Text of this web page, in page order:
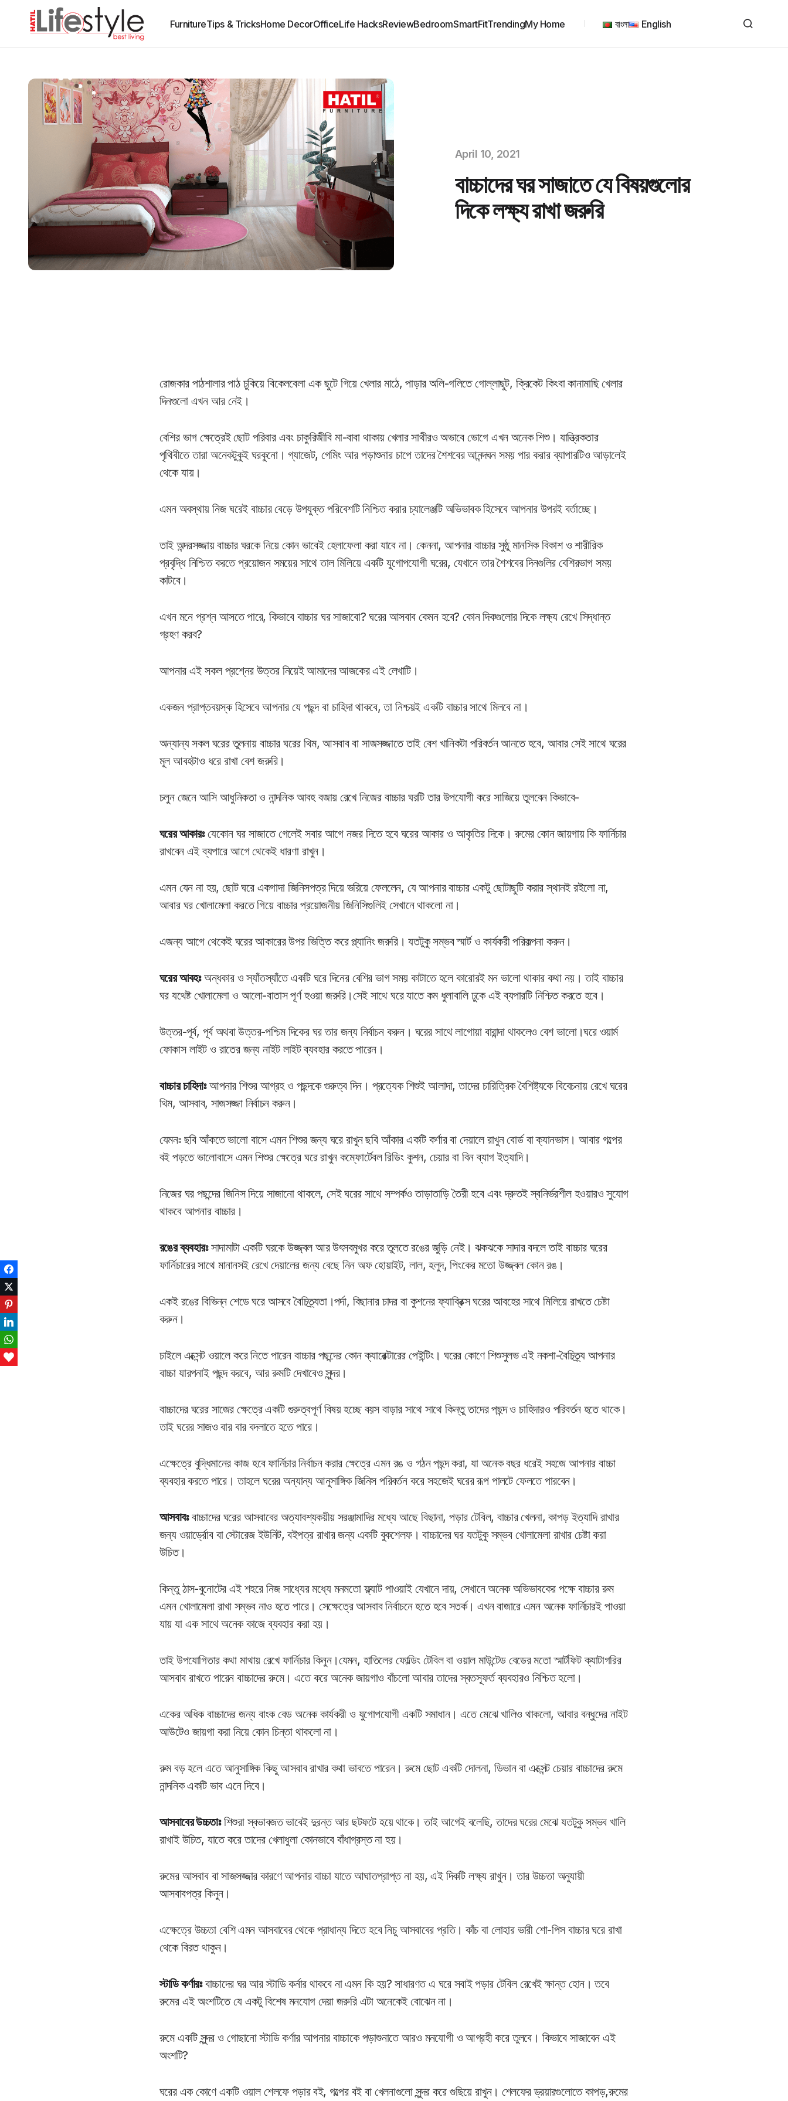
FurnitureTips & TricksHome DecorOfficeLife HacksReviewBedroomSmartFitTrendingMy Home বাংলা English
April 10, 2021
বাচ্চাদের ঘর সাজাতে যে বিষয়গুলোর
দিকে লক্ষ্য রাখা জরুরি
রোজকার পাঠশালার পাঠ চুকিয়ে বিকেলবেলা এক ছুটে গিয়ে খেলার মাঠে, পাড়ার অলি-গলিতে গোল্লাছুট, ক্রিকেট কিংবা কানামাছি খেলার
দিনগুলো এখন আর নেই।
বেশির ভাগ ক্ষেত্রেই ছোট পরিবার এবং চাকুরিজীবি মা-বাবা থাকায় খেলার সাথীরও অভাবে ভোগে এখন অনেক শিশু। যান্ত্রিকতার
পৃথিবীতে তারা অনেকটুকুই ঘরকুনো। গ্যাজেট, গেমিং আর পড়াশুনার চাপে তাদের শৈশবের আনন্দঘন সময় পার করার ব্যাপারটিও আড়ালেই
থেকে যায়।
এমন অবস্থায় নিজ ঘরেই বাচ্চার বেড়ে উপযুক্ত পরিবেশটি নিশ্চিত করার চ্যালেঞ্জটি অভিভাবক হিসেবে আপনার উপরই বর্তাচ্ছে।
তাই অন্দরসজ্জায় বাচ্চার ঘরকে নিয়ে কোন ভাবেই হেলাফেলা করা যাবে না। কেননা, আপনার বাচ্চার সুষ্ঠু মানসিক বিকাশ ও শারীরিক
প্রবৃদ্ধি নিশ্চিত করতে প্রয়োজন সময়ের সাথে তাল মিলিয়ে একটি যুগোপযোগী ঘরের, যেখানে তার শৈশবের দিনগুলির বেশিরভাগ সময়
কাটবে।
এখন মনে প্রশ্ন আসতে পারে, কিভাবে বাচ্চার ঘর সাজাবো? ঘরের আসবাব কেমন হবে? কোন দিকগুলোর দিকে লক্ষ্য রেখে সিদ্ধান্ত
গ্রহণ করব?
আপনার এই সকল প্রশ্নের উত্তর নিয়েই আমাদের আজকের এই লেখাটি।
একজন প্রাপ্তবয়স্ক হিসেবে আপনার যে পছন্দ বা চাহিদা থাকবে, তা নিশ্চয়ই একটি বাচ্চার সাথে মিলবে না।
অন্যান্য সকল ঘরের তুলনায় বাচ্চার ঘরের থিম, আসবাব বা সাজসজ্জাতে তাই বেশ খানিকটা পরিবর্তন আনতে হবে, আবার সেই সাথে ঘরের
মূল আবহটাও ধরে রাখা বেশ জরুরি।
চলুন জেনে আসি আধুনিকতা ও নান্দনিক আবহ বজায় রেখে নিজের বাচ্চার ঘরটি তার উপযোগী করে সাজিয়ে তুলবেন কিভাবে-
ঘরের আকারঃযেকোন ঘর সাজাতে গেলেই সবার আগে নজর দিতে হবে ঘরের আকার ও আকৃতির দিকে। রুমের কোন জায়গায় কি ফার্নিচার
রাখবেন এই ব্যপারে আগে থেকেই ধারণা রাখুন।
এমন যেন না হয়, ছোট ঘরে একগাদা জিনিসপত্র দিয়ে ভরিয়ে ফেললেন, যে আপনার বাচ্চার একটু ছোটাছুটি করার স্থানই রইলো না,
আবার ঘর খোলামেলা করতে গিয়ে বাচ্চার প্রয়োজনীয় জিনিসিগুলিই সেখানে থাকলো না।
এজন্য আগে থেকেই ঘরের আকারের উপর ভিত্তি করে প্ল্যানিং জরুরি। যতটুকু সম্ভব স্মার্ট ও কার্যকরী পরিকল্পনা করুন।
ঘরের আবহঃঅন্ধকার ও স্যাঁতস্যাঁতে একটি ঘরে দিনের বেশির ভাগ সময় কাটাতে হলে কারোরই মন ভালো থাকার কথা নয়। তাই বাচ্চার
ঘর যথেষ্ট খোলামেলা ও আলো-বাতাস পূর্ণ হওয়া জরুরি।সেই সাথে ঘরে যাতে কম ধুলাবালি ঢুকে এই ব্যপারটি নিশ্চিত করতে হবে।
উত্তর-পূর্ব, পূর্ব অথবা উত্তর-পশ্চিম দিকের ঘর তার জন্য নির্বাচন করুন। ঘরের সাথে লাগোয়া বারান্দা থাকলেও বেশ ভালো।ঘরে ওয়ার্ম
ফোকাস লাইট ও রাতের জন্য নাইট লাইট ব্যবহার করতে পারেন।
বাচ্চার চাহিদাঃআপনার শিশুর আগ্রহ ও পছন্দকে গুরুত্ব দিন। প্রত্যেক শিশুই আলাদা, তাদের চারিত্রিক বৈশিষ্ট্যকে বিবেচনায় রেখে ঘরের
থিম, আসবাব, সাজসজ্জা নির্বাচন করুন।
যেমনঃ ছবি আঁকতে ভালো বাসে এমন শিশুর জন্য ঘরে রাখুন ছবি আঁকার একটি কর্ণার বা দেয়ালে রাখুন বোর্ড বা ক্যানভাস। আবার গল্পের
বই পড়তে ভালোবাসে এমন শিশুর ক্ষেত্রে ঘরে রাখুন কম্ফোর্টেবল রিডিং কুশন, চেয়ার বা বিন ব্যাগ ইত্যাদি।
নিজের ঘর পছন্দের জিনিস দিয়ে সাজানো থাকলে, সেই ঘরের সাথে সম্পর্কও তাড়াতাড়ি তৈরী হবে এবং দ্রুতই স্বনির্ভরশীল হওয়ারও সুযোগ
থাকবে আপনার বাচ্চার।
রঙের ব্যবহারঃসাদামাটা একটি ঘরকে উজ্জ্বল আর উৎসবমুখর করে তুলতে রঙের জুড়ি নেই। ঝকঝকে সাদার বদলে তাই বাচ্চার ঘরের
ফার্নিচারের সাথে মানানসই রেখে দেয়ালের জন্য বেছে নিন অফ হোয়াইট, লাল, হলুদ, পিংকের মতো উজ্জ্বল কোন রঙ।
একই রঙের বিভিন্ন শেডে ঘরে আসবে বৈচিত্র্যতা।পর্দা, বিছানার চাদর বা কুশনের ফ্যাব্রিক্স ঘরের আবহের সাথে মিলিয়ে রাখতে চেষ্টা
করুন।
চাইলে এক্সেন্ট ওয়ালে করে নিতে পারেন বাচ্চার পছন্দের কোন ক্যারেক্টারের পেইন্টিং। ঘরের কোণে শিশুসুলভ এই নকশা-বৈচিত্র্য আপনার
বাচ্চা যারপনাই পছন্দ করবে, আর রুমটি দেখাবেও সুন্দর।
বাচ্চাদের ঘরের সাজের ক্ষেত্রে একটি গুরুত্বপূর্ণ বিষয় হচ্ছে বয়স বাড়ার সাথে সাথে কিন্তু তাদের পছন্দ ও চাহিদারও পরিবর্তন হতে থাকে।
তাই ঘরের সাজও বার বার বদলাতে হতে পারে।
এক্ষেত্রে বুদ্ধিমানের কাজ হবে ফার্নিচার নির্বাচন করার ক্ষেত্রে এমন রঙ ও গঠন পছন্দ করা, যা অনেক বছর ধরেই সহজে আপনার বাচ্চা
ব্যবহার করতে পারে। তাহলে ঘরের অন্যান্য আনুসাঙ্গিক জিনিস পরিবর্তন করে সহজেই ঘরের রূপ পালটে ফেলতে পারবেন।
আসবাবঃবাচ্চাদের ঘরের আসবাবের অত্যাবশ্যকয়ীয় সরঞ্জামাদির মধ্যে আছে বিছানা, পড়ার টেবিল, বাচ্চার খেলনা, কাপড় ইত্যাদি রাখার
জন্য ওয়ার্ড্রোব বা স্টোরেজ ইউনিট, বইপত্র রাখার জন্য একটি বুকশেলফ। বাচ্চাদের ঘর যতটুকু সম্ভব খোলামেলা রাখার চেষ্টা করা
উচিত।
কিন্তু ঠাস-বুনোটের এই শহরে নিজ সাধ্যের মধ্যে মনমতো ফ্ল্যাট পাওয়াই যেখানে দায়, সেখানে অনেক অভিভাবকের পক্ষে বাচ্চার রুম
এমন খোলামেলা রাখা সম্ভব নাও হতে পারে। সেক্ষেত্রে আসবাব নির্বাচনে হতে হবে সতর্ক। এখন বাজারে এমন অনেক ফার্নিচারই পাওয়া
যায় যা এক সাথে অনেক কাজে ব্যবহার করা হয়।
তাই উপযোগিতার কথা মাথায় রেখে ফার্নিচার কিনুন।যেমন, হাতিলের ফোল্ডিং টেবিল বা ওয়াল মাউন্টেড বেডের মতো স্মার্টফিট ক্যাটাগরির
আসবাব রাখতে পারেন বাচ্চাদের রুমে। এতে করে অনেক জায়গাও বাঁচলো আবার তাদের স্বতস্ফূর্ত ব্যবহারও নিশ্চিত হলো।
একের অধিক বাচ্চাদের জন্য বাংক বেড অনেক কার্যকরী ও যুগোপযোগী একটি সমাধান। এতে মেঝে খালিও থাকলো, আবার বন্ধুদের নাইট
আউটেও জায়গা করা নিয়ে কোন চিন্তা থাকলো না।
রুম বড় হলে এতে আনুসাঙ্গিক কিছু আসবাব রাখার কথা ভাবতে পারেন। রুমে ছোট একটি দোলনা, ডিভান বা এক্সেন্ট চেয়ার বাচ্চাদের রুমে
নান্দনিক একটি ভাব এনে দিবে।
আসবাবের উচ্চতাঃশিশুরা স্বভাবজত ভাবেই দুরন্ত আর ছটফটে হয়ে থাকে। তাই আগেই বলেছি, তাদের ঘরের মেঝে যতটুকু সম্ভব খালি
রাখাই উচিত, যাতে করে তাদের খেলাধুলা কোনভাবে বাঁধাগ্রস্ত না হয়।
রুমের আসবাব বা সাজসজ্জার কারণে আপনার বাচ্চা যাতে আঘাতপ্রাপ্ত না হয়, এই দিকটি লক্ষ্য রাখুন। তার উচ্চতা অনুযায়ী
আসবাবপত্র কিনুন।
এক্ষেত্রে উচ্চতা বেশি এমন আসবাবের থেকে প্রাধান্য দিতে হবে নিচু আসবাবের প্রতি। কাঁচ বা লোহার ভারী শো-পিস বাচ্চার ঘরে রাখা
থেকে বিরত থাকুন।
স্টাডি কর্ণারঃবাচ্চাদের ঘর আর স্টাডি কর্নার থাকবে না এমন কি হয়? সাধারণত এ ঘরে সবাই পড়ার টেবিল রেখেই ক্ষান্ত হোন। তবে
রুমের এই অংশটিতে যে একটু বিশেষ মনযোগ দেয়া জরুরি এটা অনেকেই বোঝেন না।
রুমে একটি সুন্দর ও গোছানো স্টাডি কর্ণার আপনার বাচ্চাকে পড়াশুনাতে আরও মনযোগী ও আগ্রহী করে তুলবে। কিভাবে সাজাবেন এই
অংশটি?
ঘরের এক কোণে একটি ওয়াল শেলফে পড়ার বই, গল্পের বই বা খেলনাগুলো সুন্দর করে গুছিয়ে রাখুন। শেলফের ড্রয়ারগুলোতে কাপড়,রুমের